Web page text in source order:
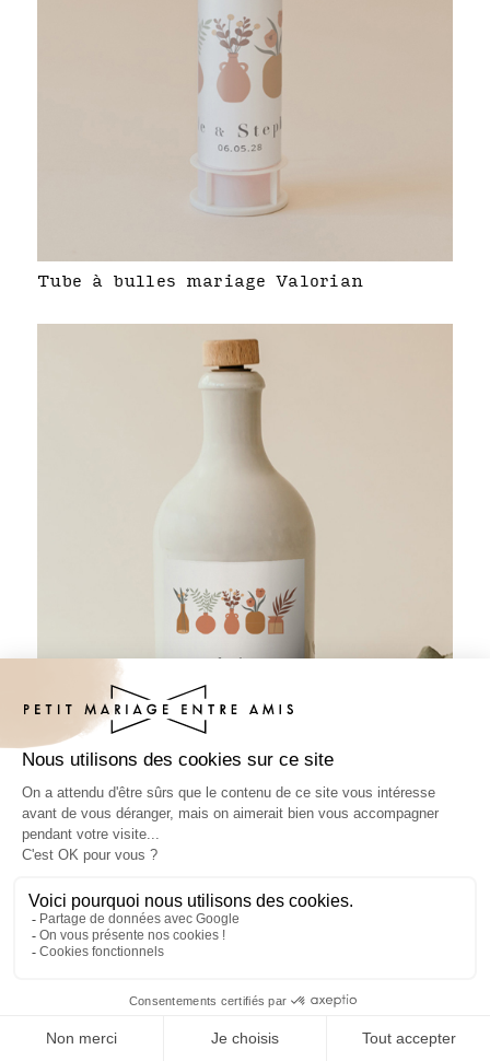
Tube à bulles mariage Valorian
Sticker bouteille mariage Valorian